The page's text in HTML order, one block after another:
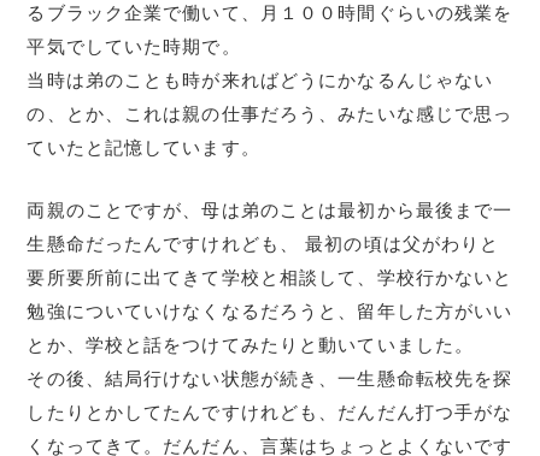
るブラック企業で働いて、月１００時間ぐらいの残業を
平気でしていた時期で。
当時は弟のことも時が来ればどうにかなるんじゃない
の、とか、これは親の仕事だろう、みたいな感じで思っ
ていたと記憶しています。
両親のことですが、母は弟のことは最初から最後まで一
生懸命だったんですけれども、 最初の頃は父がわりと
要所要所前に出てきて学校と相談して、学校行かないと
勉強についていけなくなるだろうと、留年した方がいい
とか、学校と話をつけてみたりと動いていました。
その後、結局行けない状態が続き、一生懸命転校先を探
したりとかしてたんですけれども、だんだん打つ手がな
くなってきて。だんだん、言葉はちょっとよくないです